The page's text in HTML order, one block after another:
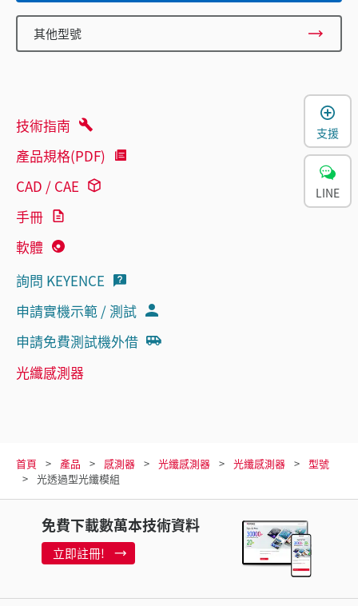
其他型號
技術指南
產品規格(PDF)
CAD / CAE
手冊
軟體
詢問 KEYENCE
申請實機示範 / 測試
申請免費測試機外借
光纖感測器
首頁 產品 感測器 光纖感測器 光纖感測器
型號
光透過型光纖模組
免費下載數萬本技術資料
立即註冊!
支援
LINE